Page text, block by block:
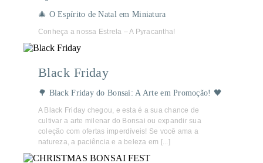
🎄 O Espírito de Natal em Miniatura
Conheça a nossa Estrela – A Pyracantha!
Black Friday
🌳 Black Friday do Bonsai: A Arte em Promoção! 🖤
A Black Friday chegou, e esta é a sua chance de
cultivar a arte milenar do Bonsai ou expandir sua
coleção com ofertas imperdíveis! Se você ama a
natureza, a paciência e a beleza em [...]